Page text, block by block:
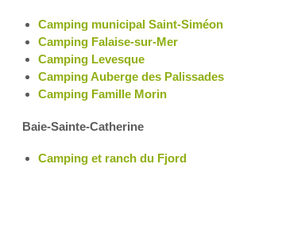
Camping municipal Saint-Siméon
Camping Falaise-sur-Mer
Camping Levesque
Camping Auberge des Palissades
Camping Famille Morin
Baie-Sainte-Catherine
Camping et ranch du Fjord